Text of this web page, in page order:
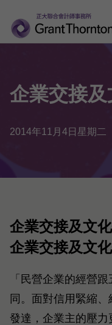
企業交接及
2014年11月4日星期二
企業交接及文
企業交接及文
「民營企業的經營
同。面對信用緊縮
發達，企業主的壓